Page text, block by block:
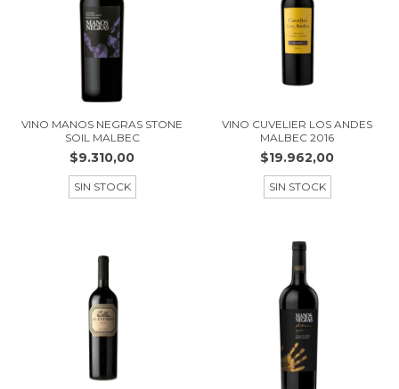
VINO MANOS NEGRAS STONE
SOIL MALBEC
$9.310,00
SIN STOCK
VINO CUVELIER LOS ANDES
MALBEC 2016
$19.962,00
SIN STOCK